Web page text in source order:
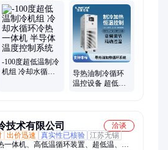
制冷加热控温系统、水冷机、高低温循
、冷冻箱、冷凝回收装置、TCU、直冷
-100度超低温制冷
机组 冷却水循环
导热油制冷循环
温控设备 超低温
技术有限公司
洽谈
出价迅速 真实性已核验 江苏无锡
一体机、高低温循环装置、超低温、冷